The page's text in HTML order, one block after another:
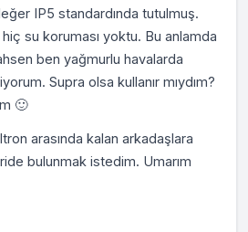
IP5 standardında tutulmuş.
su koruması yoktu. Bu anlamda
ben yağmurlu havalarda
Supra olsa kullanır mıydım?
🙂
arasında kalan arkadaşlara
bulunmak istedim. Umarım